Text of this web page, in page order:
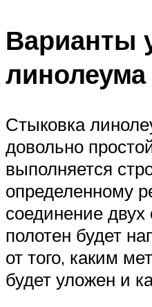
Варианты
линолеума
Стыковка
довольно
выполняется
определенному
соединение
полотен будет
от того, каким
будет уложен и